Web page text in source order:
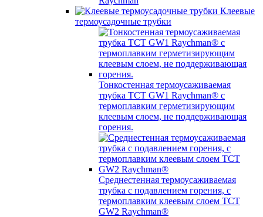
Клеевые
термоусадочные трубки
Тонкостенная термоусаживаемая
трубка TCT GW1 Raychman® с
термоплавким герметизирующим
клеевым слоем, не поддерживающая
горения.
Среднестенная термоусаживаемая
трубка c подавлением горения, с
термоплавким клеевым слоем TCT
GW2 Raychman®